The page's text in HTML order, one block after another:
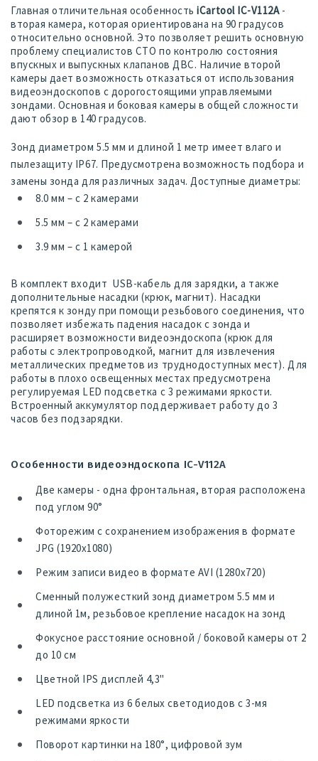
Главная отличительная особенностьiCartool IC-V112A-
вторая камера, которая ориентирована на 90 градусов
относительно основной. Это позволяет решить основную
проблему специалистов СТО по контролю состояния
впускных и выпускных клапанов ДВС. Наличие второй
камеры дает возможность отказаться от использования
видеоэндоскопов c дорогостоящими управляемыми
зондами. Основная и боковая камеры в общей сложности
дают обзор в 140 градусов.
Зонд диаметром 5.5 мм и длиной 1 метр имеет влаго и
пылезащиту IP67. Предусмотрена возможность подбора и
замены зонда для различных задач. Доступные диаметры:
8.0 мм – с 2 камерами
5.5 мм – с 2 камерами
3.9 мм – с 1 камерой
В комплект входит USB-кабель для зарядки, а также
дополнительные насадки (крюк, магнит). Насадки
крепятся к зонду при помощи резьбового соединения, что
позволяет избежать падения насадок с зонда и
расширяет возможности видеоэндоскопа (крюк для
работы с электропроводкой, магнит для извлечения
металлических предметов из труднодоступных мест). Для
работы в плохо освещенных местах предусмотрена
регулируемая LED подсветка с 3 режимами яркости.
Встроенный аккумулятор поддерживает работу до 3
часов без подзарядки.
Особенности видеоэндоскопа IC-V112A
Две камеры - одна фронтальная, вторая расположена
под углом 90°
Фоторежим с сохранением изображения в формате
JPG (1920x1080)
Режим записи видео в формате AVI (1280x720)
Сменный полужесткий зонд диаметром 5.5 мм и
длиной 1м, резьбовое крепление насадок на зонд
Фокусное расстояние основной / боковой камеры от 2
до 10 см
Цветной IPS дисплей 4,3"
LED подсветка из 6 белых светодиодов с 3-мя
режимами яркости
Поворот картинки на 180°, цифровой зум